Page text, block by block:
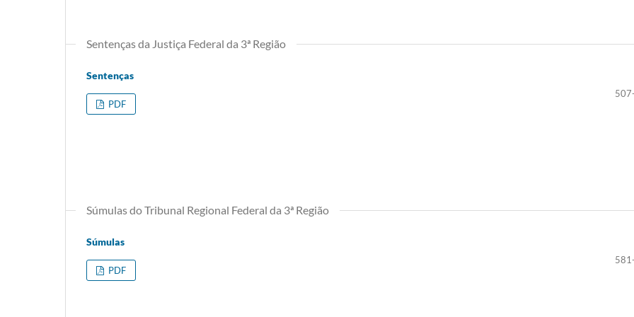
Sentenças da Justiça Federal da 3ª Região
Sentenças
PDF
Súmulas do Tribunal Regional Federal da 3ª Região
Súmulas
PDF